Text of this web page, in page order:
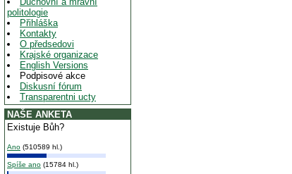
politologie
Přihláška
Kontakty
O předsedovi
Krajské organizace
English Versions
Podpisové akce
Diskusní fórum
Transparentni ucty
NAŠE ANKETA
Existuje Bůh?
Ano (510589 hl.)
Spíše ano (15784 hl.)